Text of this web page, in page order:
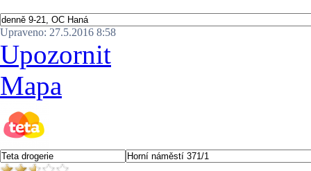
Upraveno: 27.5.2016 8:58
Upozornit
Mapa